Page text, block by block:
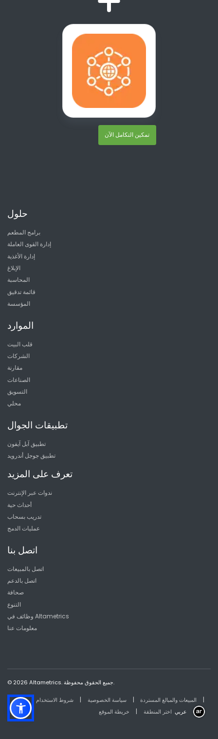
تمكين التكامل الآن
حلول
برامج المطعم
إدارة القوى العاملة
إدارة الأغذية
الإبلاغ
المحاسبة
قائمة تدقيق
المؤسسة
الموارد
قلب البيت
الشركات
مقارنة
الصناعات
التسويق
محلي
تطبيقات الجوال
تطبيق آبل آيفون
تطبيق جوجل أندرويد
تعرف على المزيد
ندوات عبر الإنترنت
أحداث حية
تدريب بسحاب
عمليات الدمج
اتصل بنا
اتصل بالمبيعات
اتصل بالدعم
صحافة
التنوع
وظائف في Altametrics
معلومات عنا
© 2026 Altametrics. جميع الحقوق محفوظة.
شروط الاستخدام | سياسة الخصوصية | المبيعات والمبالغ المستردة |
خريطة الموقع | اختر المنطقة عربي